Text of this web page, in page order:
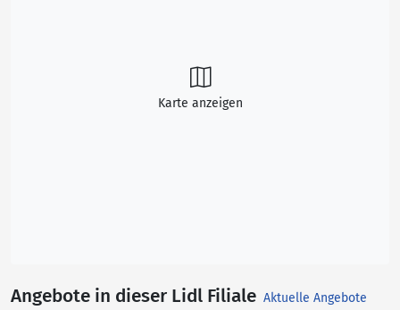
Karte anzeigen
Angebote in dieser Lidl Filiale Aktuelle Angebote